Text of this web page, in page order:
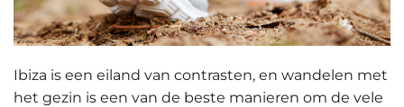
Ibiza is een eiland van contrasten, en wandelen met
het gezin is een van de beste manieren om de vele